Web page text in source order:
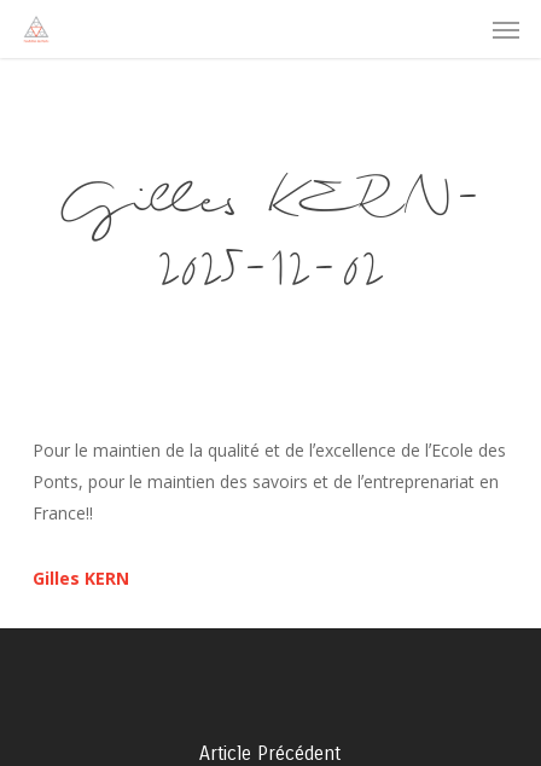
Gilles KERN-
2025-12-02
Pour le maintien de la qualité et de lʼexcellence de lʼEcole des
Ponts, pour le maintien des savoirs et de lʼentreprenariat en
France!!
Gilles KERN
Article Précédent